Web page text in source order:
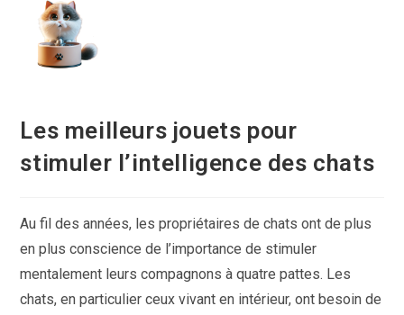
Les meilleurs jouets pour
stimuler l’intelligence des chats
Au fil des années, les propriétaires de chats ont de plus
en plus conscience de l’importance de stimuler
mentalement leurs compagnons à quatre pattes. Les
chats, en particulier ceux vivant en intérieur, ont besoin de